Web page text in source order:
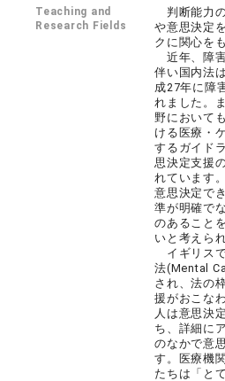
Teaching and
Research Fields
判断能力
や意思決定
クに関心を
近年、障
伴い国内法
成27年に障
れました。
野において
ける医療・
するガイド
思決定支援
れています
意思決定で
準が明確で
のあること
いと考えら
イギリス
法(Mental
され、法の
援がおこな
人は意思決
ち、詳細に
のなかで意
す。医療機
たちは「と